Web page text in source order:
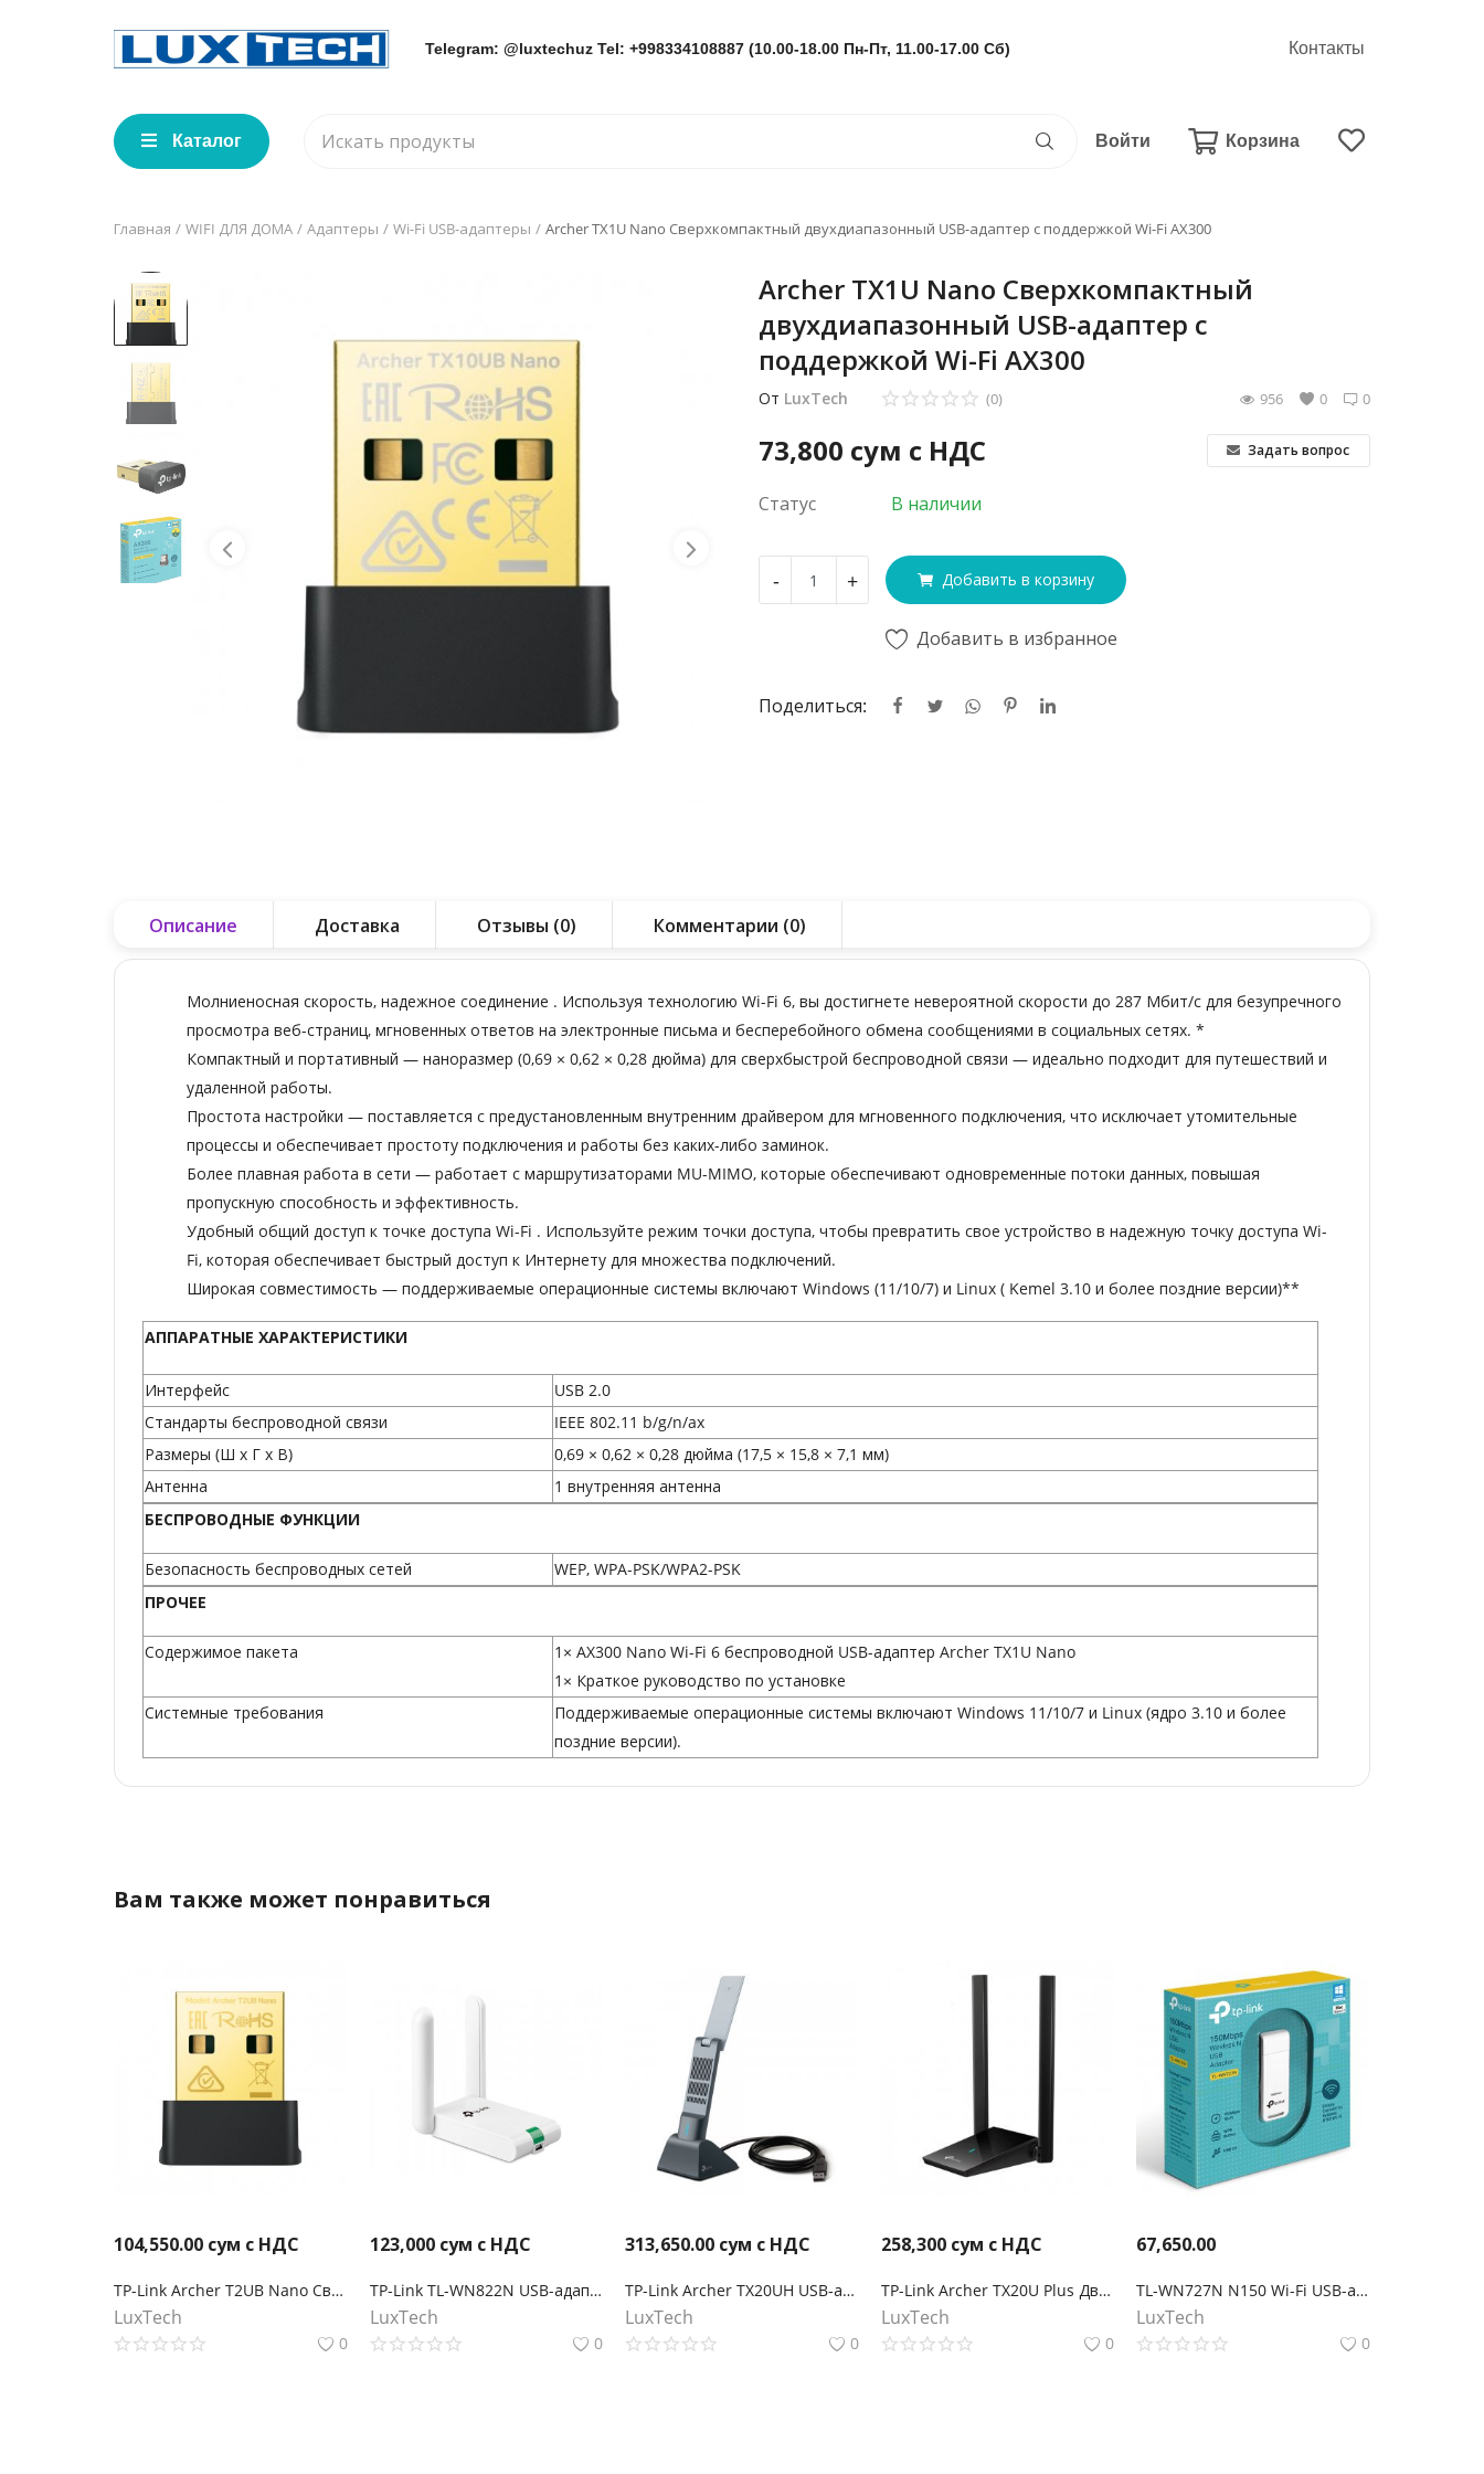
Telegram: @luxtechuz Tel: +998334108887 (10.00-18.00 Пн-Пт, 11.00-17.00 Сб) Контакты
Каталог Войти Корзина
Главная WIFI ДЛЯ ДОМА Адаптеры Wi-Fi USB-адаптеры Archer TX1U Nano Сверхкомпактный двухдиапазонный USB-адаптер с поддержкой Wi-Fi AX300
Archer TX1U Nano Сверхкомпактный
двухдиапазонный USB-адаптер с
поддержкой Wi-Fi AX300
От LuxTech 0
(0) 0
956
73,800 сум с НДС Задать вопрос
Статус В наличии
- + Добавить в корзину
Добавить в избранное
Поделиться:
Описание Доставка Отзывы (0) Комментарии (0)
Молниеносная скорость, надежное соединение . Используя технологию Wi-Fi 6, вы достигнете невероятной скорости до 287 Мбит/с для безупречного
просмотра веб-страниц, мгновенных ответов на электронные письма и бесперебойного обмена сообщениями в социальных сетях. *
Компактный и портативный — наноразмер (0,69 × 0,62 × 0,28 дюйма) для сверхбыстрой беспроводной связи — идеально подходит для путешествий и
удаленной работы.
Простота настройки — поставляется с предустановленным внутренним драйвером для мгновенного подключения, что исключает утомительные
процессы и обеспечивает простоту подключения и работы без каких-либо заминок.
Более плавная работа в сети — работает с маршрутизаторами MU-MIMO, которые обеспечивают одновременные потоки данных, повышая
пропускную способность и эффективность.
Удобный общий доступ к точке доступа Wi-Fi . Используйте режим точки доступа, чтобы превратить свое устройство в надежную точку доступа Wi-
Fi, которая обеспечивает быстрый доступ к Интернету для множества подключений.
Широкая совместимость — поддерживаемые операционные системы включают Windows (11/10/7) и Linux ( Kemel 3.10 и более поздние версии)**
АППАРАТНЫЕ ХАРАКТЕРИСТИКИ
Интерфейс
USB 2.0
Стандарты беспроводной связи
IEEE 802.11 b/g/n/ax
Размеры (Ш x Г x В)
0,69 × 0,62 × 0,28 дюйма (17,5 × 15,8 × 7,1 мм)
Антенна
1 внутренняя антенна
БЕСПРОВОДНЫЕ ФУНКЦИИ
Безопасность беспроводных сетей
WEP, WPA-PSK/WPA2-PSK
ПРОЧЕЕ
Содержимое пакета
1× AX300 Nano Wi-Fi 6 беспроводной USB-адаптер Archer TX1U Nano
1× Краткое руководство по установке
Системные требования
Поддерживаемые операционные системы включают Windows 11/10/7 и Linux (ядро 3.10 и более
поздние версии).
Вам также может понравиться
104,550.00 сум с НДС
TP-Link Archer T2UB Nano Сверхкомпактный двухдиапазонный USB‑адаптер с поддержкой Wi‑Fi AC600 и Bluetooth 4.2
LuxTech
0
123,000 сум с НДС
TP-Link TL-WN822N USB-адаптер высокого усиления с поддержкой Wi-Fi N300
LuxTech
0
313,650.00 сум с НДС
TP-Link Archer TX20UH USB‑адаптер высокого усиления с поддержкой Wi‑Fi AX1800
LuxTech
0
258,300 сум с НДС
TP-Link Archer TX20U Plus Двухдиапазонный USB‑адаптер высокого усиления с поддержкой Wi-Fi AX1800
LuxTech
0
67,650.00
TL-WN727N N150 Wi-Fi USB-адаптер
LuxTech
0